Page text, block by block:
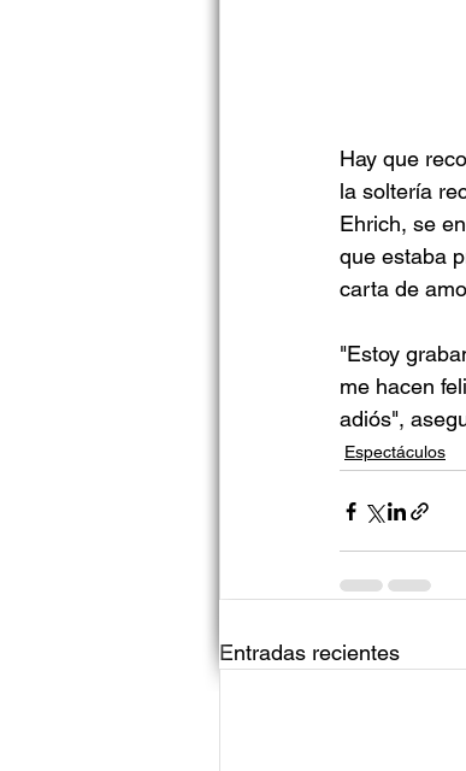
Hay que
la soltería
Ehrich, se
que estaba
carta de
"Estoy
me hacen
adiós",
Espectáculos
Entradas recientes